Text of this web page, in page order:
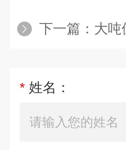
下一篇： 大吨
* 姓名：